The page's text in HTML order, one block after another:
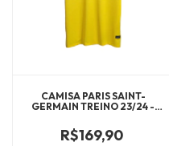
CAMISA PARIS SAINT-
GERMAIN TREINO 23/24 -
MASCULINA - AMARELA
R$169,90